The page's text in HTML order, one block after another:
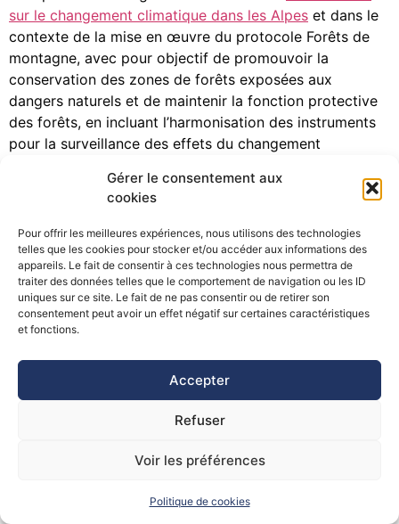
Gérer le consentement aux
cookies
Pour offrir les meilleures expériences, nous utilisons des technologies
telles que les cookies pour stocker et/ou accéder aux informations des
appareils. Le fait de consentir à ces technologies nous permettra de
traiter des données telles que le comportement de navigation ou les ID
uniques sur ce site. Le fait de ne pas consentir ou de retirer son
consentement peut avoir un effet négatif sur certaines caractéristiques
et fonctions.
Accepter
Refuser
Voir les préférences
Politique de cookies
sur le changement climatique dans les Alpes et dans le
contexte de la mise en œuvre du protocole Forêts de
montagne, avec pour objectif de promouvoir la
conservation des zones de forêts exposées aux
dangers naturels et de maintenir la fonction protective
des forêts, en incluant l’harmonisation des instruments
pour la surveillance des effets du changement
aux questions liées à la production de matières
premières et aux sources d’énergies renouvelables et
encourage l’utilisation du bois.
En coopération avec d’autresgroupes de travail et
plates-formes, ce Groupe de travail contribue au
maintien de la biodiversité alpine et à sa protection
face aux effets du changement climatique. Des
de la faune à une altitude plus élevée, le changement de
leur habitat ainsi que les modifications de la structure
caractéristique du paysage alpin et assument une
de travail est également actif dans le domaine du